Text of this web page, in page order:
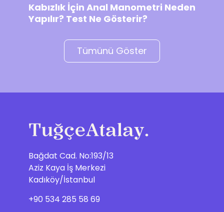
Kabızlık İçin Anal Manometri Neden
Yapılır? Test Ne Gösterir?
Tümünü Göster
Bağdat Cad. No:193/13
Aziz Kaya İş Merkezi
Kadıköy/İstanbul
+90 534 285 58 69